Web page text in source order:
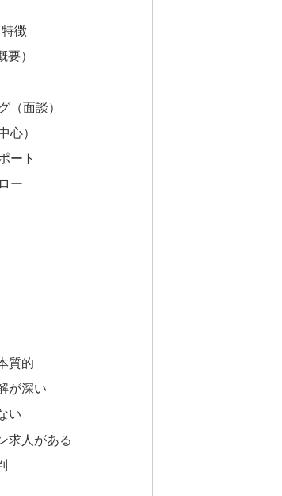
徴
）
（面談）
心）
ート
ー
質的
が深い
い
求人がある